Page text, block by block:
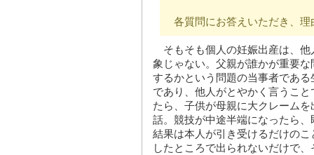
各質問にお答えいただき、
そもそも個人の妊娠出産は、他
象じゃない。父親が誰かが重要
するかという問題の当事者であ
であり、他人がとやかく言うこ
たら、子供が母親に大クレーム
話。競技が中途半端になったら
結果は本人が引き受けるだけの
したところで出られないだけで